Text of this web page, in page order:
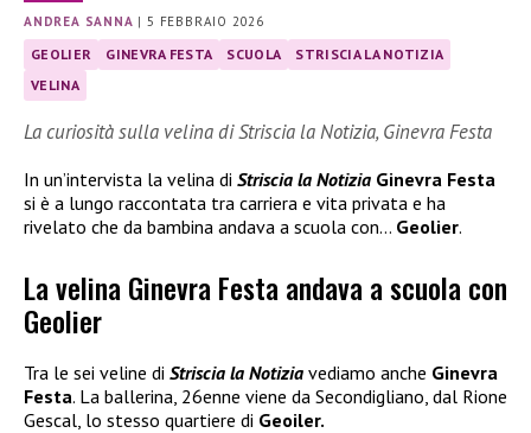
ANDREA SANNA | 5 FEBBRAIO 2026
GEOLIER GINEVRA FESTA SCUOLA
STRISCIA LA NOTIZIA
VELINA
La curiosità sulla velina di Striscia la Notizia, Ginevra Festa
In un’intervista la velina di Striscia la Notizia Ginevra Festa
si è a lungo raccontata tra carriera e vita privata e ha
rivelato che da bambina andava a scuola con… Geolier.
La velina Ginevra Festa andava a scuola con
Geolier
Tra le sei veline di Striscia la Notizia vediamo anche Ginevra
Festa. La ballerina, 26enne viene da Secondigliano, dal Rione
Gescal, lo stesso quartiere di Geoiler.